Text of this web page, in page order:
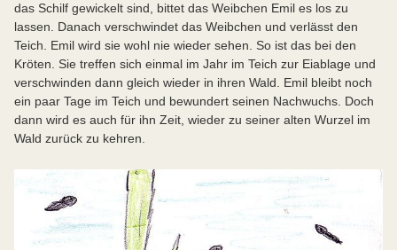
das Schilf gewickelt sind, bittet das Weibchen Emil es los zu
lassen. Danach verschwindet das Weibchen und verlässt den
Teich. Emil wird sie wohl nie wieder sehen. So ist das bei den
Kröten. Sie treffen sich einmal im Jahr im Teich zur Eiablage und
verschwinden dann gleich wieder in ihren Wald. Emil bleibt noch
ein paar Tage im Teich und bewundert seinen Nachwuchs. Doch
dann wird es auch für ihn Zeit, wieder zu seiner alten Wurzel im
Wald zurück zu kehren.